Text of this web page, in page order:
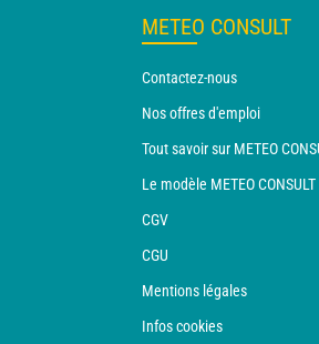
METEO CONSULT
Contactez-nous
Nos offres d'emploi
Tout savoir sur METEO
Le modèle METEO CONSULT
CGV
CGU
Mentions légales
Infos cookies